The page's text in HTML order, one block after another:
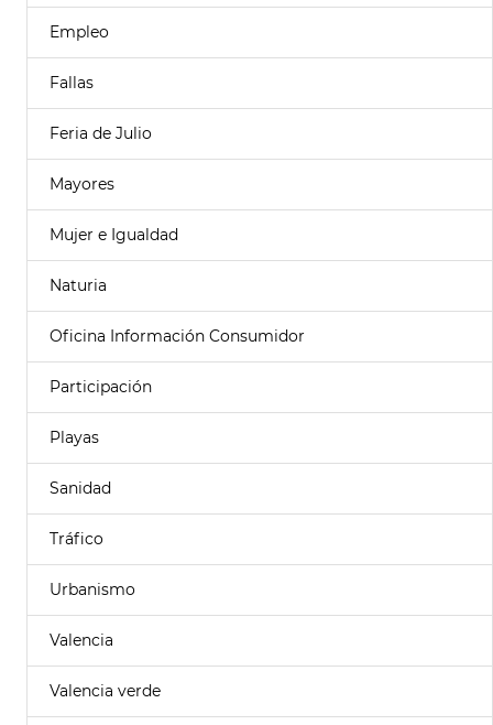
Empleo
Fallas
Feria de Julio
Mayores
Mujer e Igualdad
Naturia
Oficina Información Consumidor
Participación
Playas
Sanidad
Tráfico
Urbanismo
Valencia
Valencia verde